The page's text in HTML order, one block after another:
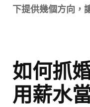
下提供幾個方向，
如何抓
用薪水